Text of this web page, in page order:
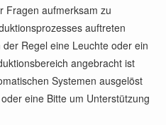
Fragen aufmerksam zu
auftreten
Regel eine Leuchte oder ein
angebracht ist
Systemen ausgelöst
eine Bitte um Unterstützung